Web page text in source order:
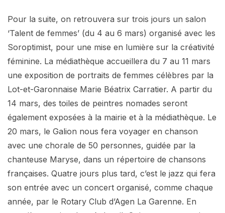
Pour la suite, on retrouvera sur trois jours un salon
‘Talent de femmes’ (du 4 au 6 mars) organisé avec les
Soroptimist, pour une mise en lumière sur la créativité
féminine. La médiathèque accueillera du 7 au 11 mars
une exposition de portraits de femmes célèbres par la
Lot-et-Garonnaise Marie Béatrix Carratier. A partir du
14 mars, des toiles de peintres nomades seront
également exposées à la mairie et à la médiathèque. Le
20 mars, le Galion nous fera voyager en chanson
avec une chorale de 50 personnes, guidée par la
chanteuse Maryse, dans un répertoire de chansons
françaises. Quatre jours plus tard, c’est le jazz qui fera
son entrée avec un concert organisé, comme chaque
année, par le Rotary Club d’Agen La Garenne. En